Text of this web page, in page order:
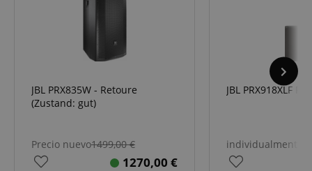
JBL PRX835W - Retoure
(Zustand: gut)
Precio nuevo1499,00€
1270,00 €
JBL PRX918XLF
individualmente